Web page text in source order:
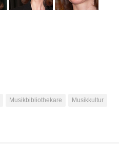
Musikbibliothekare
Musikkultur